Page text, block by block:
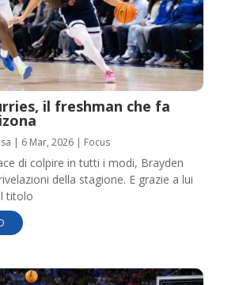
il freshman che fa
| 6 Mar, 2026| Focus
di colpire in tutti i modi, Brayden
della stagione. E grazie a lui
titolo